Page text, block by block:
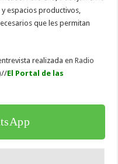
espacios productivos,
que les permitan
realizada enRadio
El Portal de las